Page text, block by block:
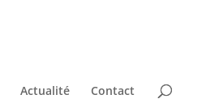
Actualité Contact